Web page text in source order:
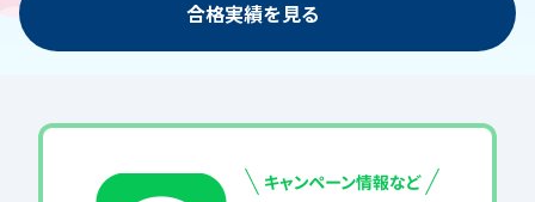
合格実績を見る